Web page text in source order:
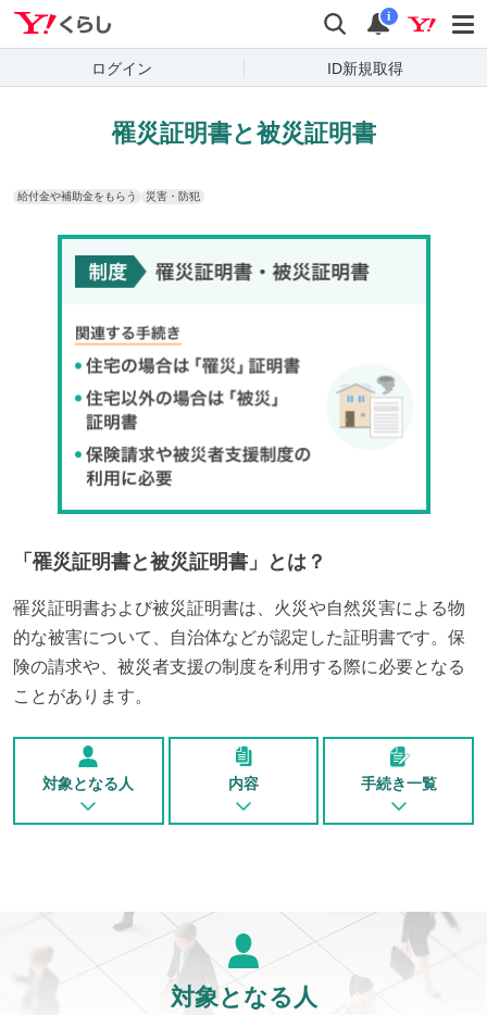
検索 通知
i
ログイン ID新規取得
罹災証明書と被災証明書
給付金や補助金をもらう 災害・防犯
「 罹災証明書と被災証明書 」とは？
罹災証明書および被災証明書は、火災や自然災害による物
的な被害について、自治体などが認定した証明書です。保
険の請求や、被災者支援の制度を利用する際に必要となる
ことがあります。
対象となる人 内容 手続き一覧
対象となる人